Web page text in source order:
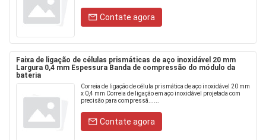
Contate agora
Faixa de ligação de células prismáticas de aço inoxidável 20 mm
Largura 0,4 mm Espessura Banda de compressão do módulo da
bateria
Correia de ligação de célula prismática de aço inoxidável 20 mm
x 0,4 mm Correia de ligação em aço inoxidável projetada com
precisão para compressã......
Contate agora